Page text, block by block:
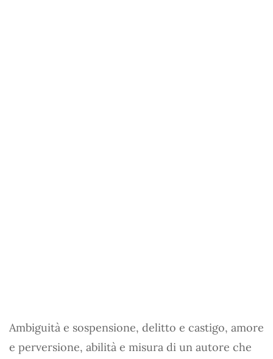
Ambiguità e sospensione, delitto e castigo, amore
e perversione, abilità e misura di un autore che